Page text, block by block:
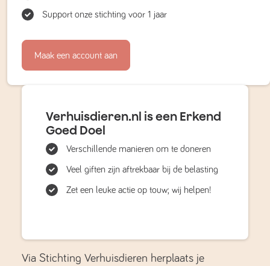
Support onze stichting voor 1 jaar
Maak een account aan
Verhuisdieren.nl is een Erkend
Goed Doel
Verschillende manieren om te doneren
Veel giften zijn aftrekbaar bij de belasting
Zet een leuke actie op touw; wij helpen!
Via Stichting Verhuisdieren herplaats je